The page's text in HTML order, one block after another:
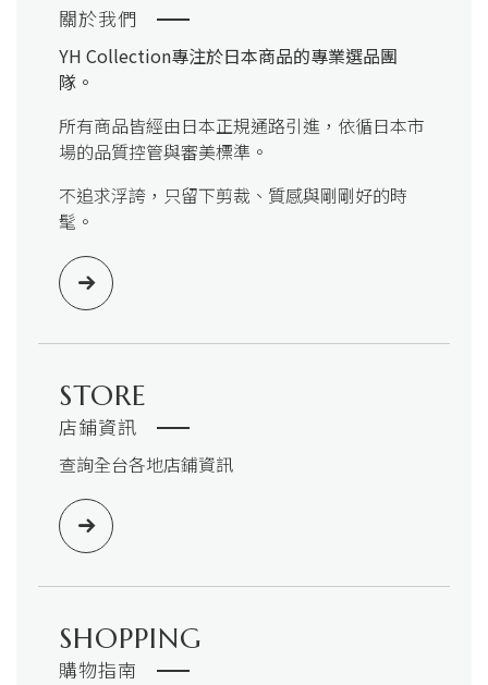
關於我們
YH Collection專注於日本商品的專業選品團
隊。
所有商品皆經由日本正規通路引進，依循日本市
場的品質控管與審美標準。
不追求浮誇，只留下剪裁、質感與剛剛好的時
髦。
STORE
店鋪資訊
查詢全台各地店鋪資訊
SHOPPING
購物指南